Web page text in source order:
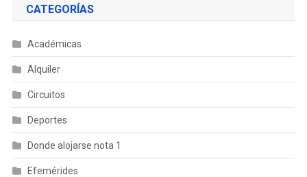
CATEGORÍAS
Académicas
Alquiler
Circuitos
Deportes
Donde alojarse nota 1
Efemérides